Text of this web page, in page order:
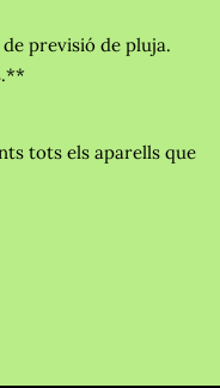
previsió de pluja.
tots els aparells que